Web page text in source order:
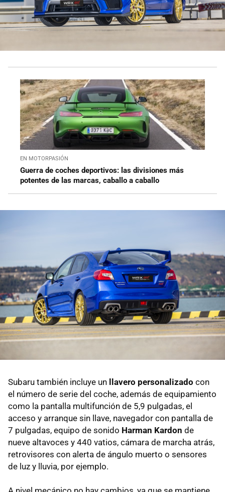
EN MOTORPASIÓN
Guerra de coches deportivos: las divisiones más
potentes de las marcas, caballo a caballo
Subaru también incluye un llavero personalizado con
el número de serie del coche, además de equipamiento
como la pantalla multifunción de 5,9 pulgadas, el
acceso y arranque sin llave, navegador con pantalla de
7 pulgadas, equipo de sonido Harman Kardon de
nueve altavoces y 440 vatios, cámara de marcha atrás,
retrovisores con alerta de ángulo muerto o sensores
de luz y lluvia, por ejemplo.